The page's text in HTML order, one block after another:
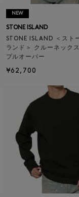
NEW
STONE ISLAND
STONE ISLAND ＜スト
ランド＞ クルーネック
プルオーバー
¥62,700